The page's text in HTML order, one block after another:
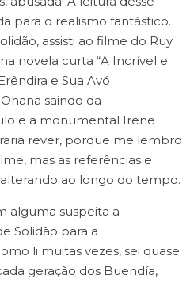
para o realismo fantástico.
assisti ao filme do Ruy
novela curta “A Incrível e
e Sua Avó
saindo da
e a monumental Irene
rever, porque me lembro
mas as referências e
ao longo do tempo.
alguma suspeita a
Solidão para a
li muitas vezes, sei quase
geração dos Buendía,